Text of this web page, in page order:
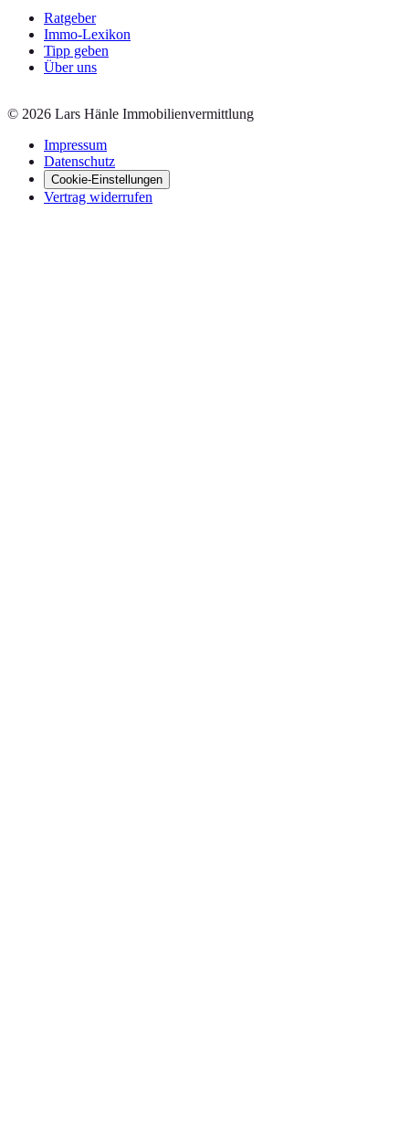
Ratgeber
Immo-Lexikon
Tipp geben
Über uns
© 2026 Lars Hänle Immobilienvermittlung
Impressum
Datenschutz
Cookie-Einstellungen
Vertrag widerrufen